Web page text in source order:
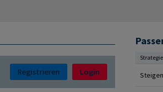
Registrieren Login
Strategie